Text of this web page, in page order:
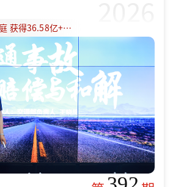
已帮助 20000+个家庭 获得36.58亿+赔偿款